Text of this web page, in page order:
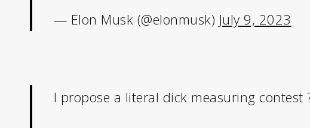
— Elon Musk (@elonmusk) July 9, 2023
I propose a literal dick measuring contest